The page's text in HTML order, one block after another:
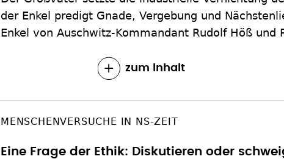
der Enkel predigt Gnade, Vergebung und
Enkel von Auschwitz-Kommandant Rudolf Höß und
zum Inhalt
MENSCHENVERSUCHE IN NS-ZEIT
Eine Frage der Ethik: Diskutieren oder